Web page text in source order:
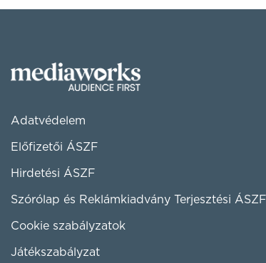
Adatvédelem
Előfizetői ÁSZF
Hirdetési ÁSZF
Szórólap és Reklámkiadvány Terjesztési ÁSZF
Cookie szabályzatok
Játékszabályzat